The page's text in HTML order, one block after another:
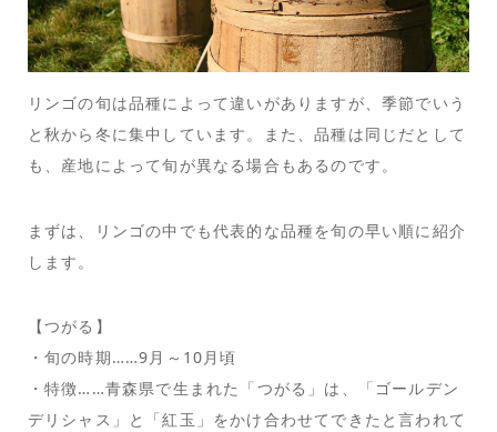
リンゴの旬は品種によって違いがありますが、季節でいう
と秋から冬に集中しています。また、品種は同じだとして
も、産地によって旬が異なる場合もあるのです。
まずは、リンゴの中でも代表的な品種を旬の早い順に紹介
します。
【つがる】
・旬の時期……9月～10月頃
・特徴……青森県で生まれた「つがる」は、「ゴールデン
デリシャス」と「紅玉」をかけ合わせてできたと言われて